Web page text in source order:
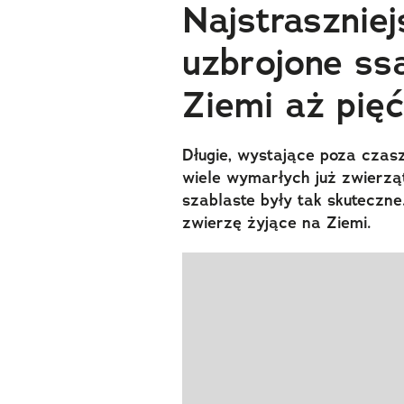
uzbrojone
Ziemi aż
Długie, wystające poza
wiele wymarłych już
szablaste były tak
zwierzę żyjące na Ziemi.